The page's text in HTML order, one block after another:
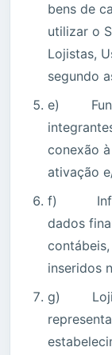
bens de
utilizar o
Lojistas,
segundo
e)
conexão
ativação
f)
dados
inseridos
g)